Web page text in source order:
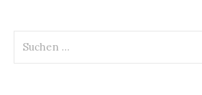
nach: